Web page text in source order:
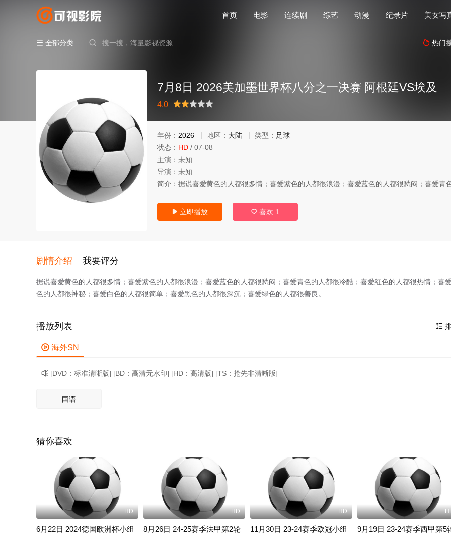
首页 电影 连续剧 综艺 动漫 纪录片 美女写
 全部分类   热门
7月8日 2026美加墨世界杯八分之一决赛 阿根廷VS埃及
4.0
推荐力荐
年份： 2026 地区： 大陆 类型： 足球
状态： HD / 07-08
主演： 未知
导演： 未知
简介： 据说喜爱黄色的人都很多情；喜爱紫色的人都很浪漫；喜爱蓝色的人都很愁闷；喜爱青
 立即播放  喜欢 1
剧情介绍 我要评分
据说喜爱黄色的人都很多情；喜爱紫色的人都很浪漫；喜爱蓝色的人都很愁闷；喜爱青色的人都很冷酷；喜爱红色的人都很热情；喜
色的人都很神秘；喜爱白色的人都很简单；喜爱黑色的人都很深沉；喜爱绿色的人都很善良。

播放列表
 海外SN
 [DVD：标准清晰版] [BD：高清无水印] [HD：高清版] [TS：抢先非清晰版]
国语
猜你喜欢
HD
6月22日 2024德国欧洲杯小组
HD
8月26日 24-25赛季法甲第2轮
HD
11月30日 23-24赛季欧冠小组
9月19日 23-24赛季西甲第5